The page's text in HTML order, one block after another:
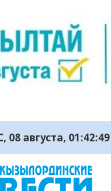
, 08 августа, 01:42:49